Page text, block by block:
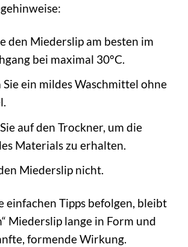
den Miederslip am besten im
bei maximal 30°C.
ein mildes Waschmittel ohne
auf den Trockner, um die
Materials zu erhalten.
Miederslip nicht.
einfachen Tipps befolgen, bleibt
Miederslip lange in Form und
formende Wirkung.